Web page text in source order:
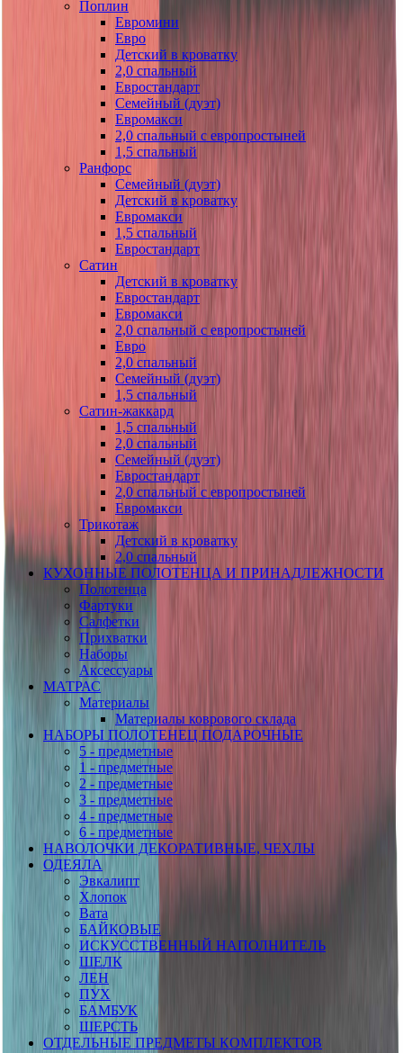
Поплин
Евромини
Евро
Детский в кроватку
2,0 спальный
Евростандарт
Семейный (дуэт)
Евромакси
2,0 спальный с европростыней
1,5 спальный
Ранфорс
Семейный (дуэт)
Детский в кроватку
Евромакси
1,5 спальный
Евростандарт
Сатин
Детский в кроватку
Евростандарт
Евромакси
2,0 спальный с европростыней
Евро
2,0 спальный
Семейный (дуэт)
1,5 спальный
Сатин-жаккард
1,5 спальный
2,0 спальный
Семейный (дуэт)
Евростандарт
2,0 спальный с европростыней
Евромакси
Трикотаж
Детский в кроватку
2,0 спальный
КУХОННЫЕ ПОЛОТЕНЦА И ПРИНАДЛЕЖНОСТИ
Полотенца
Фартуки
Салфетки
Прихватки
Наборы
Аксессуары
МАТРАС
Материалы
Материалы коврового склада
НАБОРЫ ПОЛОТЕНЕЦ ПОДАРОЧНЫЕ
5 - предметные
1 - предметные
2 - предметные
3 - предметные
4 - предметные
6 - предметные
НАВОЛОЧКИ ДЕКОРАТИВНЫЕ, ЧЕХЛЫ
ОДЕЯЛА
Эвкалипт
Хлопок
Вата
БАЙКОВЫЕ
ИСКУССТВЕННЫЙ НАПОЛНИТЕЛЬ
ШЕЛК
ЛЕН
ПУХ
БАМБУК
ШЕРСТЬ
ОТДЕЛЬНЫЕ ПРЕДМЕТЫ КОМПЛЕКТОВ